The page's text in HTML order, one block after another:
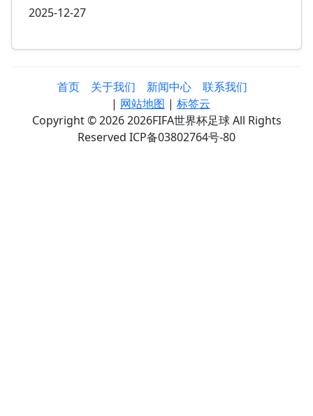
2025-12-27
首页 关于我们 新闻中心
联系我们
| 网站地图 | 标签云
Copyright © 2026 2026FIFA世界杯足球 All Rights
Reserved ICP备03802764号-80